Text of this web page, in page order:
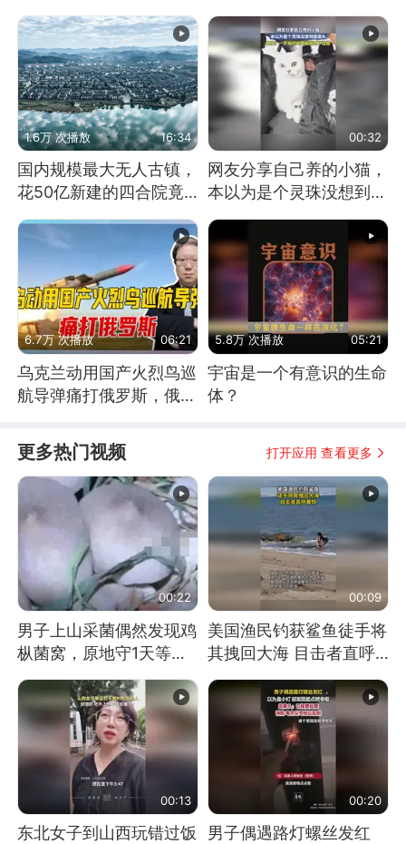
始？
料能跑几十年
1.6万 次播放 16:34
国内规模最大无人古镇，
花50亿新建的四合院竟
00:32
网友分享自己养的小猫，
本以为是个灵珠没想到是
6.7万 次播放 06:21
乌克兰动用国产火烈鸟巡
航导弹痛打俄罗斯，俄军
5.8万 次播放 05:21
宇宙是一个有意识的生命
体？
更多热门视频 打开应用 查看更多
00:22
男子上山采菌偶然发现鸡
枞菌窝，原地守1天等它
长大：挖了140多朵
00:09
美国渔民钓获鲨鱼徒手将
其拽回大海 目击者直呼
震惊 （视频来源：参考
消息）
00:13
东北女子到山西玩错过饭
00:20
男子偶遇路灯螺丝发红